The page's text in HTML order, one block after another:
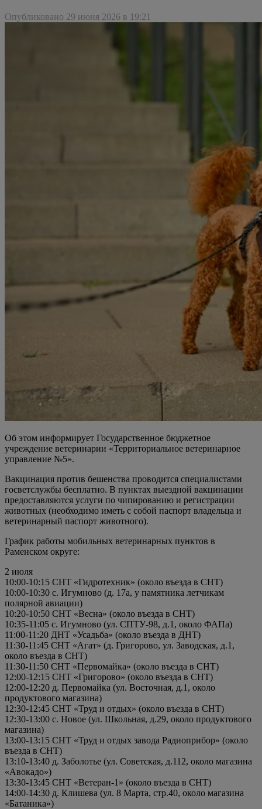
Опубликовано 29 июня 2026 в 19:21
Об этом информирует Государственное бюджетное
учреждение ветеринарии «Территориальное ветеринарное
управление №5».
Вакцинация против бешенства проводится специалистами
госветслужбы бесплатно. В пунктах выездной вакцинации
предоставляются услуги по чипированию и регистрации
животных (необходимо иметь с собой паспорт владельца и
ветеринарный паспорт животного).
График работы мобильных ветеринарных пунктов в
Раменском округе:
2 июля
10:00-10:15 СНТ «Гидротехник» (около въезда в СНТ)
10:00-10:30 с. Игумново (д. 17а, у памятника летчикам
полярной авиации)
10:20-10:50 СНТ «Весна» (около въезда в СНТ)
10:35-11:05 с. Игумново (ул. СПТУ-98, д.1, около ФАПа)
11:00-11:20 ДНТ «Усадьба» (около въезда в ДНТ)
11:30-11:45 СНТ «Агат» (д. Григорово, ул. Заводская, д.1,
около въезда в СНТ)
11:30-11:50 СНТ «Первомайка» (около въезда в СНТ)
12:00-12:15 СНТ «Григорово» (около въезда в СНТ)
12:00-12:20 д. Первомайка (ул. Восточная, д.1, около
продуктового магазина)
12:30-12:45 СНТ «Труд и отдых» (около въезда в СНТ)
12:30-13:00 с. Новое (ул. Школьная, д.29, около продуктового
магазина)
13:00-13:15 СНТ «Труд и отдых завода Радиоприбор» (около
въезда в СНТ)
13:10-13:40 д. Заболотье (ул. Советская, д.112, около магазина
«Авокадо»)
13:30-13:45 СНТ «Ветеран-1» (около въезда в СНТ)
14:00-14:30 д. Клишева (ул. 8 Марта, стр.40, около магазина
«Батаника»)